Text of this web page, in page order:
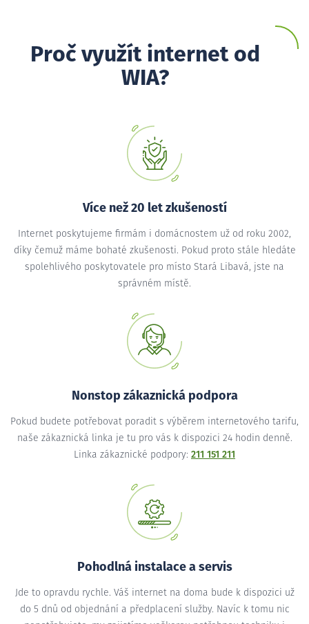
Proč využít internet od
WIA?
Více než 20 let zkušeností
Internet poskytujeme firmám i domácnostem už od roku 2002,
díky čemuž máme bohaté zkušenosti. Pokud proto stále hledáte
spolehlivého poskytovatele pro místo Stará Libavá, jste na
správném místě.
Nonstop zákaznická podpora
Pokud budete potřebovat poradit s výběrem internetového tarifu,
naše zákaznická linka je tu pro vás k dispozici 24 hodin denně.
Linka zákaznické podpory: 211 151 211
Pohodlná instalace a servis
Jde to opravdu rychle. Váš internet na doma bude k dispozici už
do 5 dnů od objednání a předplacení služby. Navíc k tomu nic